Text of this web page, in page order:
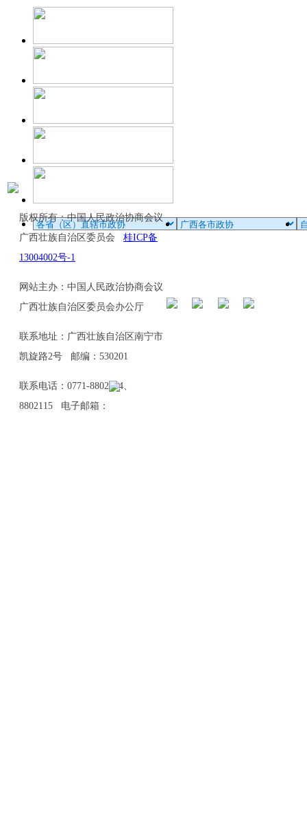
版权所有：中国人民政治协商会议
广西壮族自治区委员会 桂ICP备
13004002号-1
网站主办：中国人民政治协商会议
广西壮族自治区委员会办公厅
联系地址：广西壮族自治区南宁市
凯旋路2号 邮编：530201
联系电话：0771-8802114、
8802115 电子邮箱：